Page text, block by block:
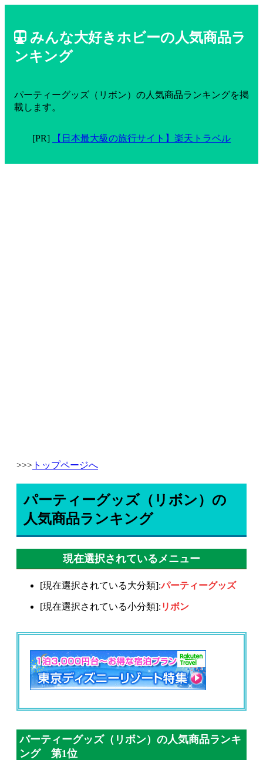
みんな大好きホビーの人気商品ラ
ンキング
パーティーグッズ（リボン）の人気商品ランキングを掲
載します。
[PR] 【日本最大級の旅行サイト】楽天トラベル
>>> トップページへ
パーティーグッズ（リボン）の
人気商品ランキング
現在選択されているメニュー
[現在選択されている大分類]:パーティーグッズ
[現在選択されている小分類]: リボン
パーティーグッズ（リボン）の人気商品ランキ
ング 第1位